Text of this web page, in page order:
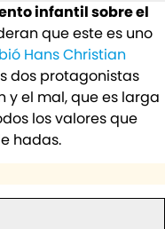
infantil sobre el
que este es uno
Hans Christian
dos protagonistas
y el mal, que es larga
los valores que
hadas.